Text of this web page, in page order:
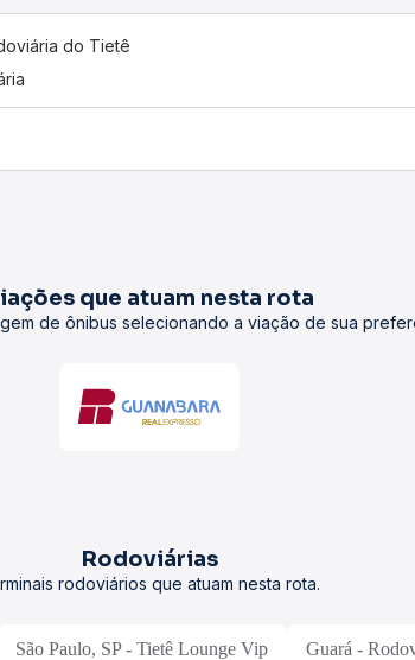
do Tietê
que atuam nesta rota
de ônibus selecionando a viação de sua
Rodoviárias
rodoviários que atuam nesta rota.
São Paulo, SP - Tietê Lounge Vip Guará -